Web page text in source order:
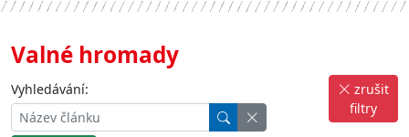
Valné hromady
Vyhledávání:
zrušit
filtry